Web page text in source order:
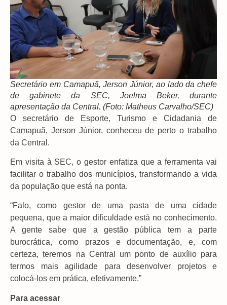
Secretário em Camapuã, Jerson Júnior, ao lado da chefe
de gabinete da SEC, Joelma Beker, durante
apresentação da Central. (Foto: Matheus Carvalho/SEC)
O secretário de Esporte, Turismo e Cidadania de
Camapuã, Jerson Júnior, conheceu de perto o trabalho
da Central.
Em visita à SEC, o gestor enfatiza que a ferramenta vai
facilitar o trabalho dos municípios, transformando a vida
da população que está na ponta.
“Falo, como gestor de uma pasta de uma cidade
pequena, que a maior dificuldade está no conhecimento.
A gente sabe que a gestão pública tem a parte
burocrática, como prazos e documentação, e, com
certeza, teremos na Central um ponto de auxílio para
termos mais agilidade para desenvolver projetos e
colocá-los em prática, efetivamente.”
Para acessar